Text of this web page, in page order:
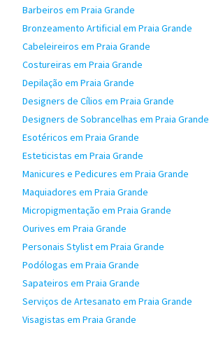
Barbeiros em Praia Grande
Bronzeamento Artificial em Praia Grande
Cabeleireiros em Praia Grande
Costureiras em Praia Grande
Depilação em Praia Grande
Designers de Cílios em Praia Grande
Designers de Sobrancelhas em Praia Grande
Esotéricos em Praia Grande
Esteticistas em Praia Grande
Manicures e Pedicures em Praia Grande
Maquiadores em Praia Grande
Micropigmentação em Praia Grande
Ourives em Praia Grande
Personais Stylist em Praia Grande
Podólogas em Praia Grande
Sapateiros em Praia Grande
Serviços de Artesanato em Praia Grande
Visagistas em Praia Grande